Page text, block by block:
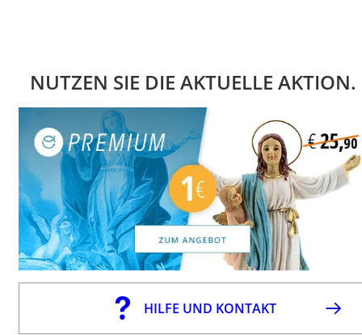
NUTZEN SIE DIE AKTUELLE AKTION.
HILFE UND KONTAKT